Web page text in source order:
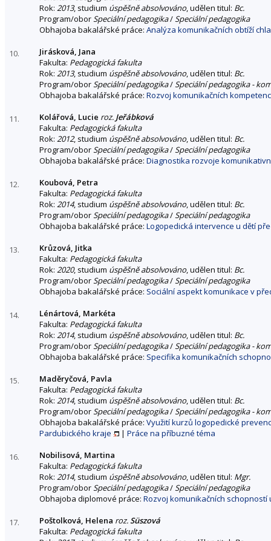
Rok: 2013, studium úspěšně absolvováno, udělen titul: Bc.
Program/oborSpeciální pedagogika/Speciální pedagogika
Obhajoba bakalářské práce: Analýza komunikačních obtíží
10.
Jirásková, Jana
Fakulta: Pedagogická fakulta
Rok: 2013, studium úspěšně absolvováno, udělen titul: Bc.
Program/oborSpeciální pedagogika/Speciální pedagogika -
Obhajoba bakalářské práce: Rozvoj komunikačních
11. Kolářová, Lucie roz. Jeřábková
Fakulta: Pedagogická fakulta
Rok: 2012, studium úspěšně absolvováno, udělen titul: Bc.
Program/oborSpeciální pedagogika/Speciální pedagogika
Obhajoba bakalářské práce: Diagnostika rozvoje
12.
Koubová, Petra
Fakulta: Pedagogická fakulta
Rok: 2014, studium úspěšně absolvováno, udělen titul: Bc.
Program/oborSpeciální pedagogika/Speciální pedagogika
Obhajoba bakalářské práce: Logopedická intervence u dětí
13.
Krůzová, Jitka
Fakulta: Pedagogická fakulta
Rok: 2020, studium úspěšně absolvováno, udělen titul: Bc.
Program/oborSpeciální pedagogika/Speciální pedagogika
Obhajoba bakalářské práce: Sociální aspekt komunikace v
14.
Lénártová, Markéta
Fakulta: Pedagogická fakulta
Rok: 2014, studium úspěšně absolvováno, udělen titul: Bc.
Program/oborSpeciální pedagogika/Speciální pedagogika -
Obhajoba bakalářské práce: Specifika komunikačních
15.
Maděryčová, Pavla
Fakulta: Pedagogická fakulta
Rok: 2014, studium úspěšně absolvováno, udělen titul: Bc.
Program/oborSpeciální pedagogika/Speciální pedagogika -
Obhajoba bakalářské práce: Využití kurzů logopedické
Pardubického kraje
| Práce na příbuzné téma
16.
Nobilisová, Martina
Fakulta: Pedagogická fakulta
Rok: 2014, studium úspěšně absolvováno, udělen titul: Mgr.
Program/oborSpeciální pedagogika/Speciální pedagogika
Obhajoba diplomové práce: Rozvoj komunikačních
17. Poštolková, Helena roz.Süszová
Fakulta: Pedagogická fakulta